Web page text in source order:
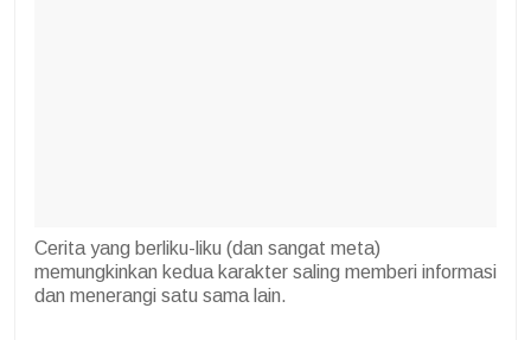
Cerita yang berliku-liku (dan sangat meta)
memungkinkan kedua karakter saling memberi informasi
dan menerangi satu sama lain.